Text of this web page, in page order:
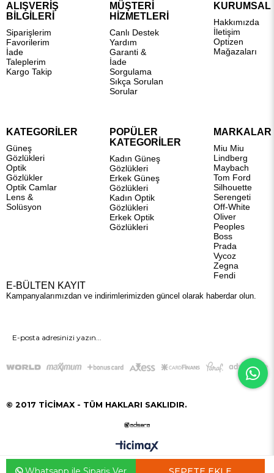
ALIŞVERİŞ
BİLGİLERİ
Siparişlerim
Favorilerim
İade
Taleplerim
Kargo Takip
MÜŞTERİ
HİZMETLERİ
Canlı Destek
Yardım
Garanti &
İade
Sorgulama
Sıkça Sorulan
Sorular
KURUMSAL
Hakkımızda
İletişim
Optizen
Mağazaları
KATEGORİLER
Güneş
Gözlükleri
Optik
Gözlükler
Optik Camlar
Lens &
Solüsyon
POPÜLER
KATEGORİLER
Kadın Güneş
Gözlükleri
Erkek Güneş
Gözlükleri
Kadın Optik
Gözlükleri
Erkek Optik
Gözlükleri
MARKALAR
Miu Miu
Lindberg
Maybach
Tom Ford
Silhouette
Serengeti
Off-White
Oliver
Peoples
Boss
Prada
Vycoz
Zegna
Fendi
E-BÜLTEN KAYIT
Kampanyalarımızdan ve indirimlerimizden güncel olarak haberdar olun.
GÖNDER
© 2017 TİCİMAX - TÜM HAKLARI SAKLIDIR.